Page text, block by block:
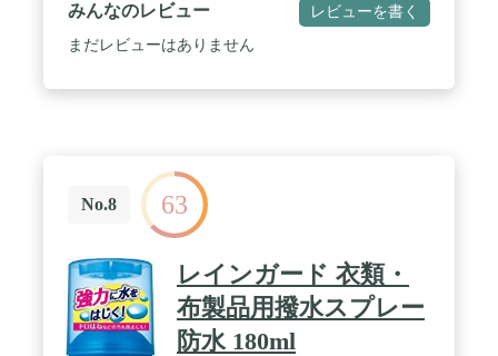
みんなのレビュー レビューを書く
まだレビューはありません
No.8 63
レインガード 衣類・
布製品用撥水スプレー
防水 180ml